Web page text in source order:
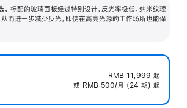
标配的玻璃面板经过特别设计，反光率极低。纳米纹理
而进一步减少反光，即使在高亮光源的工作场所也能保
RMB 11,999 起
或 RMB 500/月 (24 期) 起